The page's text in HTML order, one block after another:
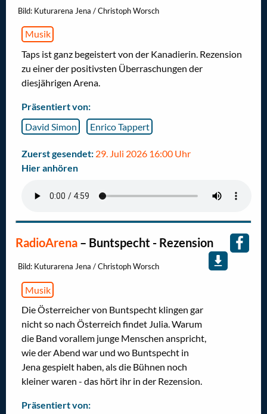
Bild: Kuturarena Jena / Christoph Worsch
Musik
Taps ist ganz begeistert von der Kanadierin. Rezension
zu einer der positivsten Überraschungen der
diesjährigen Arena.
Präsentiert von:
David Simon
Enrico Tappert
Zuerst gesendet: 29. Juli 2026 16:00 Uhr
Hier anhören
RadioArena – Buntspecht - Rezension
Bild: Kuturarena Jena / Christoph Worsch
Musik
Die Österreicher von Buntspecht klingen gar
nicht so nach Österreich findet Julia. Warum
die Band vorallem junge Menschen anspricht,
wie der Abend war und wo Buntspecht in
Jena gespielt haben, als die Bühnen noch
kleiner waren - das hört ihr in der Rezension.
Präsentiert von: